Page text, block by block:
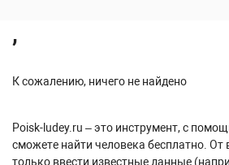
,
К сожалению, ничего не найдено
Poisk-ludey.ru – это инструмент, с
сможете найти человека бесплатно. От
только ввести известные данные